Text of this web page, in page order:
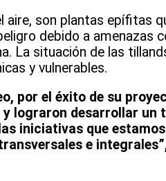
son plantas epífitas
debido a amenazas
La situación de las
y vulnerables.
por el éxito de su
lograron desarrollar un
iniciativas que
e